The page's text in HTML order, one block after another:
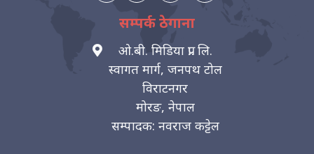
सम्पर्क ठेगाना
ओ.बी. मिडिया प्रा. लि.
स्वागत मार्ग, जनपथ टोल
विराटनगर
मोरङ, नेपाल
सम्पादक: नवराज कट्टेल